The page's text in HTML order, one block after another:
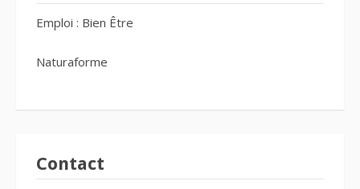
Emploi : Bien Être
Naturaforme
Contact